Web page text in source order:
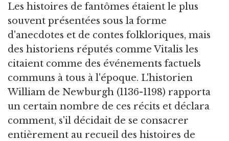
Les histoires de fantômes étaient le plus
souvent présentées sous la forme
d'anecdotes et de contes folkloriques, mais
des historiens réputés comme Vitalis les
citaient comme des événements factuels
communs à tous à l'époque. L'historien
William de Newburgh (1136-1198) rapporta
un certain nombre de ces récits et déclara
comment, s'il décidait de se consacrer
entièrement au recueil des histoires de